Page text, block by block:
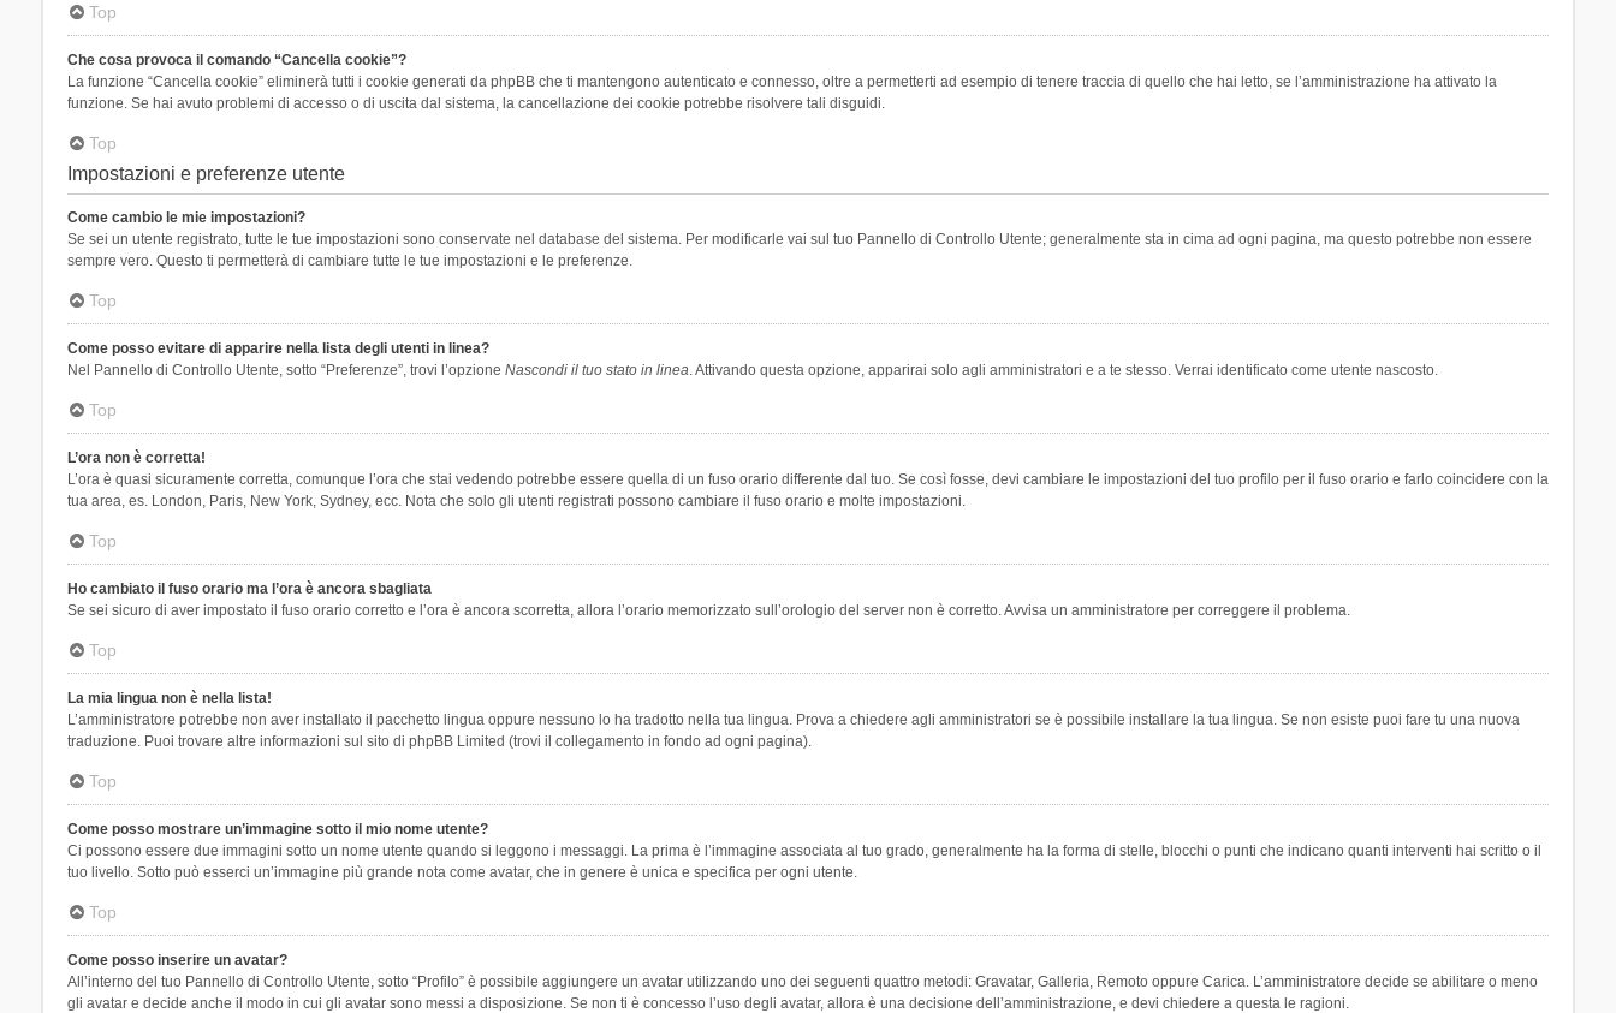
Top
Che cosa provoca il comando “Cancella cookie”?
La funzione “Cancella cookie” eliminerà tutti i cookie generati da phpBB che ti mantengono autenticato e connesso, oltre a permetterti ad esempio di tenere traccia di quello che hai letto, se l’amministrazione ha attivato la
funzione. Se hai avuto problemi di accesso o di uscita dal sistema, la cancellazione dei cookie potrebbe risolvere tali disguidi.
Top
Impostazioni e preferenze utente
Come cambio le mie impostazioni?
Se sei un utente registrato, tutte le tue impostazioni sono conservate nel database del sistema. Per modificarle vai sul tuo Pannello di Controllo Utente; generalmente sta in cima ad ogni pagina, ma questo potrebbe non essere
sempre vero. Questo ti permetterà di cambiare tutte le tue impostazioni e le preferenze.
Top
Come posso evitare di apparire nella lista degli utenti in linea?
Nel Pannello di Controllo Utente, sotto “Preferenze”, trovi l’opzione Nascondi il tuo stato in linea. Attivando questa opzione, apparirai solo agli amministratori e a te stesso. Verrai identificato come utente nascosto.
Top
L’ora non è corretta!
L’ora è quasi sicuramente corretta, comunque l’ora che stai vedendo potrebbe essere quella di un fuso orario differente dal tuo. Se così fosse, devi cambiare le impostazioni del tuo profilo per il fuso orario e farlo coincidere con la
tua area, es. London, Paris, New York, Sydney, ecc. Nota che solo gli utenti registrati possono cambiare il fuso orario e molte impostazioni.
Top
Ho cambiato il fuso orario ma l’ora è ancora sbagliata
Se sei sicuro di aver impostato il fuso orario corretto e l’ora è ancora scorretta, allora l’orario memorizzato sull’orologio del server non è corretto. Avvisa un amministratore per correggere il problema.
Top
La mia lingua non è nella lista!
L’amministratore potrebbe non aver installato il pacchetto lingua oppure nessuno lo ha tradotto nella tua lingua. Prova a chiedere agli amministratori se è possibile installare la tua lingua. Se non esiste puoi fare tu una nuova
traduzione. Puoi trovare altre informazioni sul sito di phpBB Limited (trovi il collegamento in fondo ad ogni pagina).
Top
Come posso mostrare un’immagine sotto il mio nome utente?
Ci possono essere due immagini sotto un nome utente quando si leggono i messaggi. La prima è l’immagine associata al tuo grado, generalmente ha la forma di stelle, blocchi o punti che indicano quanti interventi hai scritto o il
tuo livello. Sotto può esserci un’immagine più grande nota come avatar, che in genere è unica e specifica per ogni utente.
Top
Come posso inserire un avatar?
All’interno del tuo Pannello di Controllo Utente, sotto “Profilo” è possibile aggiungere un avatar utilizzando uno dei seguenti quattro metodi: Gravatar, Galleria, Remoto oppure Carica. L’amministratore decide se abilitare o meno
gli avatar e decide anche il modo in cui gli avatar sono messi a disposizione. Se non ti è concesso l’uso degli avatar, allora è una decisione dell’amministrazione, e devi chiedere a questa le ragioni.